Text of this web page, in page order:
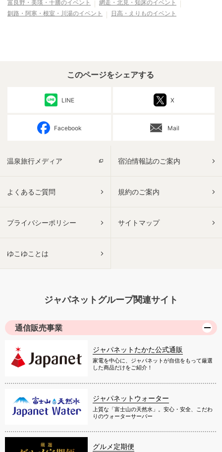
富良野・美瑛・十勝のイベント 網走・北見・知床のイベント
釧路・阿寒・根室・川湯のイベント 日高・えりものイベント
このページをシェアする
LINE X
Facebook Mail
温泉旅行メディア 宿泊情報誌のご案内
よくあるご質問 規約のご案内
プライバシーポリシー サイトマップ
ゆこゆことは
ジャパネットグループ関連サイト
通信販売事業
ジャパネットたかた公式通販
家電を中心に、ジャパネットが自信をもって厳選
した商品だけをご紹介！
ジャパネットウォーター
上質な「富士山の天然水」。安心・安全、こだわ
りのウォーターサーバー
グルメ定期便